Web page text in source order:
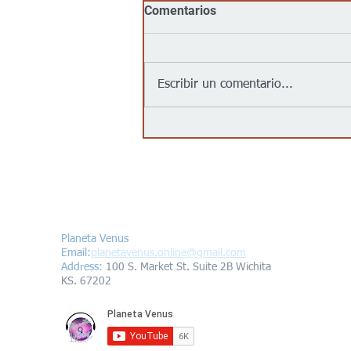
Comentarios
Escribir un comentario...
Planeta Venus
Email:planetavenus.online@gmail.com
Address: 100 S. Market St. Suite 2B Wichita
KS. 67202